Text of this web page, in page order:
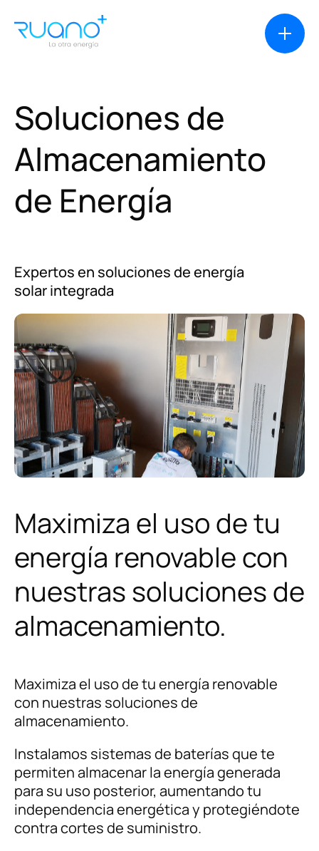
Soluciones
Casos de éxito
Financiación
Sobre nosotros
Noticias
Principios y Valores
corporativos
Política de Calidad
Contacto
Solucionesde
Almacenamiento
de Energía
Expertos en soluciones de energía
solar integrada
Maximiza el uso de tu
energía renovable con
nuestras soluciones de
almacenamiento.
Maximiza el uso de tu energía renovable
con nuestras soluciones de
almacenamiento.
Instalamos sistemas de baterías que te
permiten almacenar la energía generada
para su uso posterior, aumentando tu
independencia energética y protegiéndote
contra cortes de suministro.